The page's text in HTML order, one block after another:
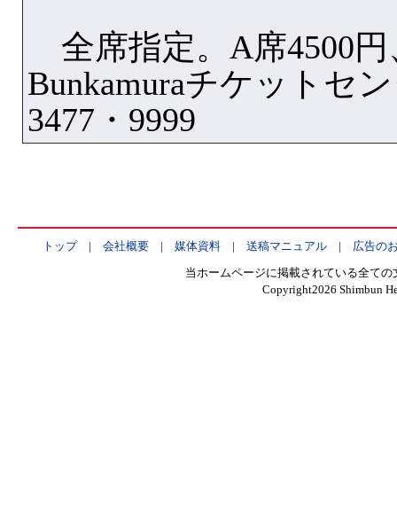
全席指定。A席4500円
Bunkamuraチケットセ
3477・9999
トップ| 会社概要| 媒体資料| 送稿マニュアル| 広告の
当ホームページに掲載されている全て
Copyright2026 Shimbun